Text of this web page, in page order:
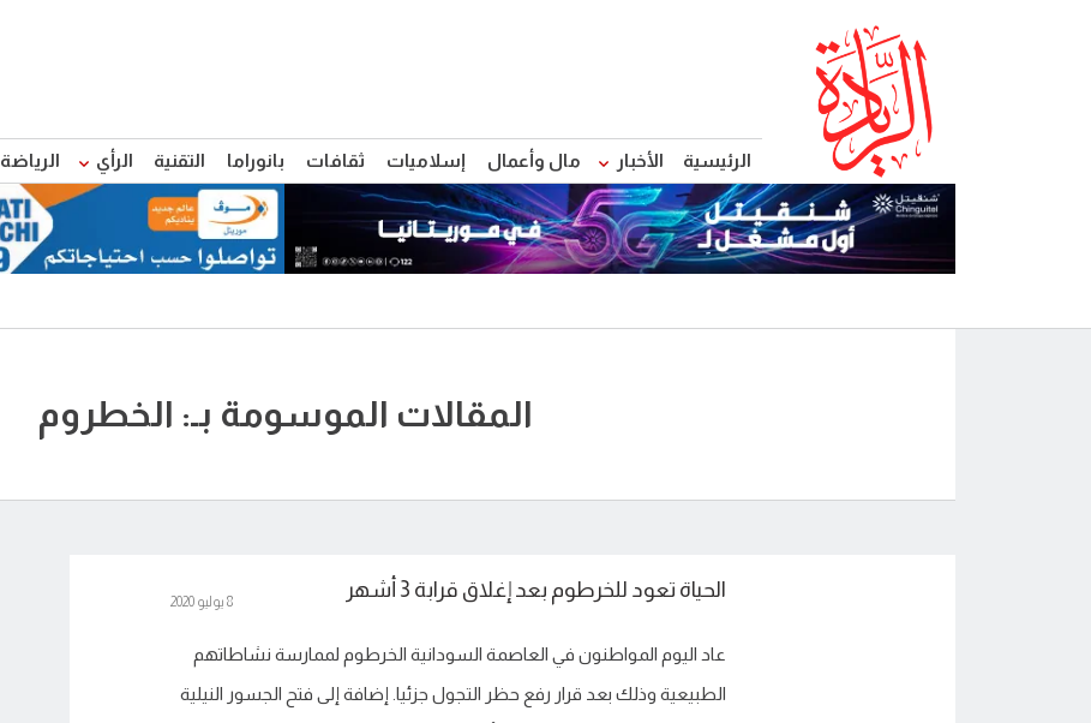
الرئيسية الأخبار مال وأعمال إسلاميات ثقافات بانوراما التقنية الرأي الرياضة
المقالات الموسومة بـ: الخطروم
الحياة تعود للخرطوم بعد إغلاق قرابة 3 أشهر 8 يوليو 2020
عاد اليوم المواطنون في العاصمة السودانية الخرطوم لممارسة نشاطاتهم
الطبيعية وذلك بعد قرار رفع حظر التجول جزئيا. إضافة إلى فتح الجسور النيلية